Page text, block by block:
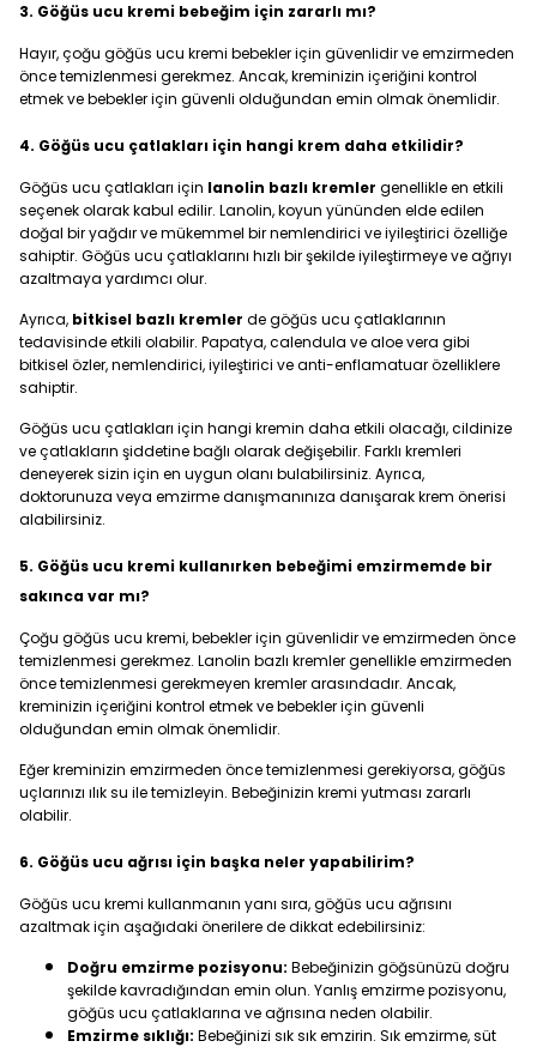
3. Göğüs ucu kremi bebeğim için zararlı mı?
Hayır, çoğu göğüs ucu kremi bebekler için güvenlidir ve emzirmeden
önce temizlenmesi gerekmez. Ancak, kreminizin içeriğini kontrol
etmek ve bebekler için güvenli olduğundan emin olmak önemlidir.
4. Göğüs ucu çatlakları için hangi krem daha etkilidir?
Göğüs ucu çatlakları için lanolin bazlı kremler genellikle en etkili
seçenek olarak kabul edilir. Lanolin, koyun yününden elde edilen
doğal bir yağdır ve mükemmel bir nemlendirici ve iyileştirici özelliğe
sahiptir. Göğüs ucu çatlaklarını hızlı bir şekilde iyileştirmeye ve ağrıyı
azaltmaya yardımcı olur.
Ayrıca, bitkisel bazlı kremler de göğüs ucu çatlaklarının
tedavisinde etkili olabilir. Papatya, calendula ve aloe vera gibi
bitkisel özler, nemlendirici, iyileştirici ve anti-enflamatuar özelliklere
sahiptir.
Göğüs ucu çatlakları için hangi kremin daha etkili olacağı, cildinize
ve çatlakların şiddetine bağlı olarak değişebilir. Farklı kremleri
deneyerek sizin için en uygun olanı bulabilirsiniz. Ayrıca,
doktorunuza veya emzirme danışmanınıza danışarak krem önerisi
alabilirsiniz.
5. Göğüs ucu kremi kullanırken bebeğimi emzirmemde bir
sakınca var mı?
Çoğu göğüs ucu kremi, bebekler için güvenlidir ve emzirmeden önce
temizlenmesi gerekmez. Lanolin bazlı kremler genellikle emzirmeden
önce temizlenmesi gerekmeyen kremler arasındadır. Ancak,
kreminizin içeriğini kontrol etmek ve bebekler için güvenli
olduğundan emin olmak önemlidir.
Eğer kreminizin emzirmeden önce temizlenmesi gerekiyorsa, göğüs
uçlarınızı ılık su ile temizleyin. Bebeğinizin kremi yutması zararlı
olabilir.
6. Göğüs ucu ağrısı için başka neler yapabilirim?
Göğüs ucu kremi kullanmanın yanı sıra, göğüs ucu ağrısını
azaltmak için aşağıdaki önerilere de dikkat edebilirsiniz:
Doğru emzirme pozisyonu: Bebeğinizin göğsünüzü doğru
şekilde kavradığından emin olun. Yanlış emzirme pozisyonu,
göğüs ucu çatlaklarına ve ağrısına neden olabilir.
Emzirme sıklığı: Bebeğinizi sık sık emzirin. Sık emzirme, süt